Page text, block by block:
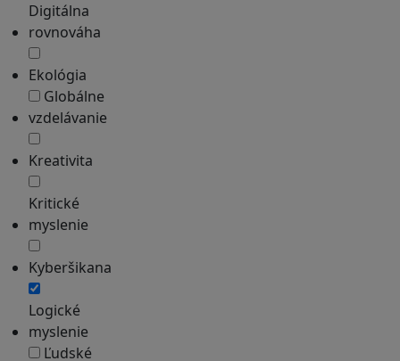
Digitálna
rovnováha
Ekológia
Globálne
vzdelávanie
Kreativita
Kritické
myslenie
Kyberšikana
Logické
myslenie
Ľudské